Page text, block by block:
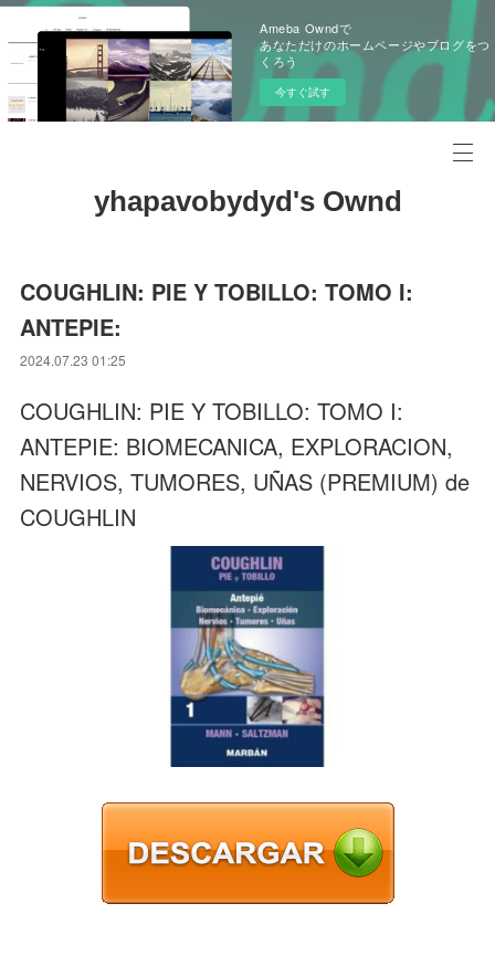
Ameba Owndで
あなただけのホームページやブログをつ
くろう
今すぐ試す
yhapavobydyd's Ownd
COUGHLIN: PIE Y TOBILLO: TOMO I:
ANTEPIE:
2024.07.23 01:25
COUGHLIN: PIE Y TOBILLO: TOMO I:
ANTEPIE: BIOMECANICA, EXPLORACION,
NERVIOS, TUMORES, UÑAS (PREMIUM) de
COUGHLIN